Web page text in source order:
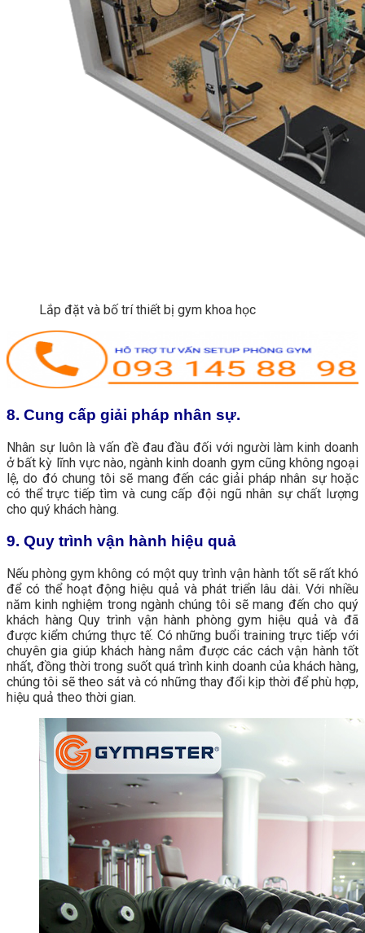
Lắp đặt và bố trí thiết bị gym khoa học
8. Cung cấp giải pháp nhân sự.
Nhân sự luôn là vấn đề đau đầu đối với người làm kinh doanh
ở bất kỳ lĩnh vực nào, ngành kinh doanh gym cũng không ngoại
lệ, do đó chung tôi sẽ mang đến các giải pháp nhân sự hoặc
có thể trực tiếp tìm và cung cấp đội ngũ nhân sự chất lượng
cho quý khách hàng.
9. Quy trình vận hành hiệu quả
Nếu phòng gym không có một quy trình vận hành tốt sẽ rất khó
để có thể hoạt động hiệu quả và phát triển lâu dài. Với nhiều
năm kinh nghiệm trong ngành chúng tôi sẽ mang đến cho quý
khách hàng Quy trình vận hành phòng gym hiệu quả và đã
được kiểm chứng thực tế. Có những buổi training trực tiếp với
chuyên gia giúp khách hàng nắm được các cách vận hành tốt
nhất, đồng thời trong suốt quá trình kinh doanh của khách hàng,
chúng tôi sẽ theo sát và có những thay đổi kịp thời để phù hợp,
hiệu quả theo thời gian.